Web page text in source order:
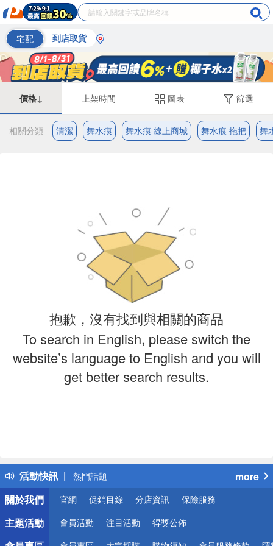
宅配 到店取貨
價格↓ 上架時間 圖表 篩選
相關分類 清潔 舞水痕 舞水痕 線上商城 舞水痕 拖把 舞
抱歉，沒有找到與相關的商品
To search in English, please switch the
website’s language to English and you will
get better search results.
活動快訊
得獎公告
熱門話題
銀行優惠
偏遠地區配送
詐騙網頁！請小心！
more
關於我們
官網 促銷目錄 分店資訊 保險服務
主題活動 會員活動 注目活動 得獎公佈